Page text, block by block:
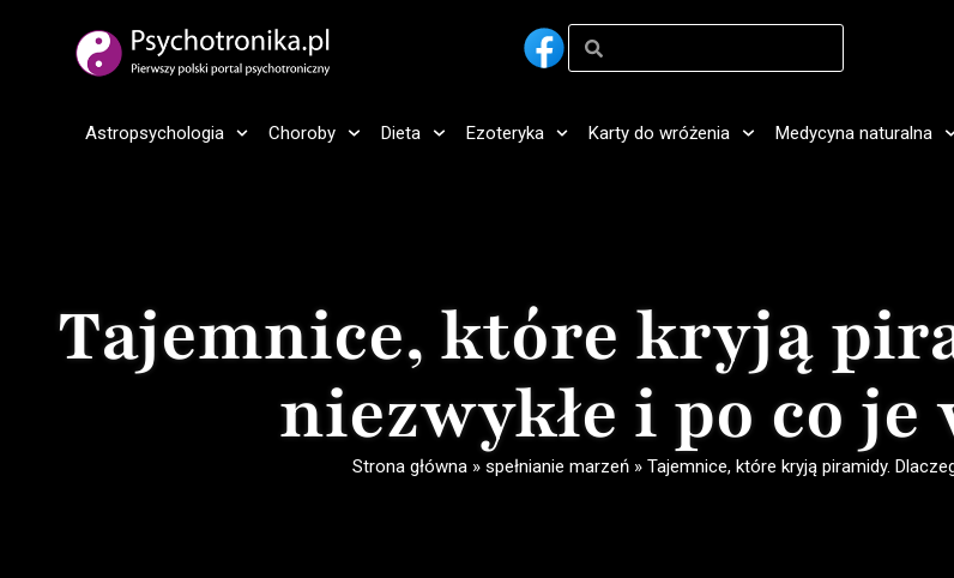
Astropsychologia Choroby Dieta Ezoteryka Karty do wróżenia Medycyna naturalna
Tajemnice, które kryją
niezwykłe i po co je
Strona główna » spełnianie marzeń » Tajemnice, które kryją piramidy.